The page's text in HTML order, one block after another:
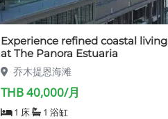
Experience refined coastal living
at The Panora Estuaria
乔木提恩海滩
THB 40,000/月
1 床 1 浴缸